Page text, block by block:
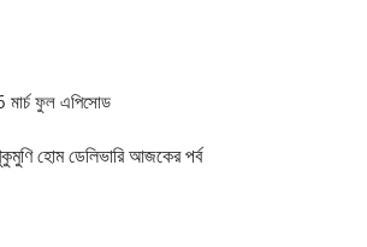
মার্চ ফুল এপিসোড
হোম ডেলিভারি আজকের পর্ব